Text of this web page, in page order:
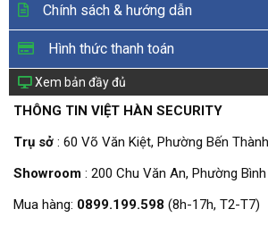
Chính sách & hướng dẫn
Hình thức thanh toán
Xem bản đầy đủ
THÔNG TIN VIỆT HÀN SECURITY
Trụ sở : 60 Võ Văn Kiệt, Phường Bến
Showroom : 200 Chu Văn An, Phường
Mua hàng: 0899.199.598 (8h-17h, T2-T7)